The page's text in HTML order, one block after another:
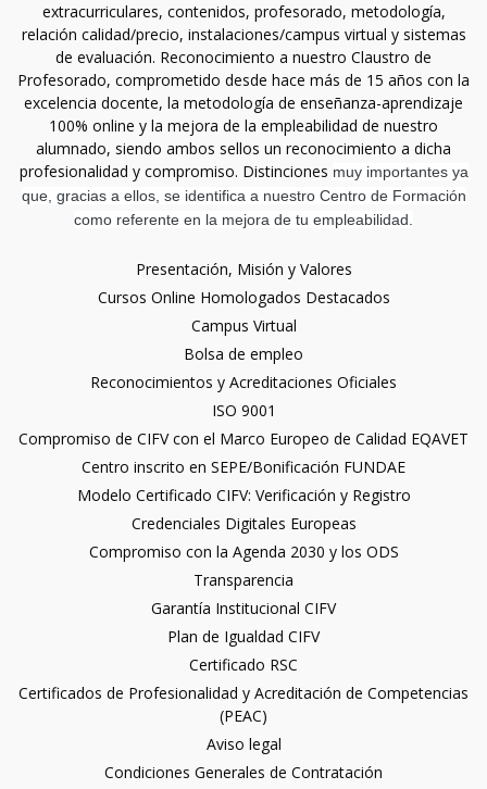
extracurriculares, contenidos, profesorado, metodología,
relación calidad/precio, instalaciones/campus virtual y sistemas
de evaluación. Reconocimiento a nuestro Claustro de
Profesorado, comprometido desde hace más de 15 años con la
excelencia docente, la metodología de enseñanza-aprendizaje
100% online y la mejora de la empleabilidad de nuestro
alumnado, siendo ambos sellos un reconocimiento a dicha
profesionalidad y compromiso. Distinciones muy importantes ya
que, gracias a ellos, se identifica a nuestro Centro de Formación
como referente en la mejora de tu empleabilidad.
Presentación, Misión y Valores
Cursos Online Homologados Destacados
Campus Virtual
Bolsa de empleo
Reconocimientos y Acreditaciones Oficiales
ISO 9001
Compromiso de CIFV con el Marco Europeo de Calidad EQAVET
Centro inscrito en SEPE/Bonificación FUNDAE
Modelo Certificado CIFV: Verificación y Registro
Credenciales Digitales Europeas
Compromiso con la Agenda 2030 y los ODS
Transparencia
Garantía Institucional CIFV
Plan de Igualdad CIFV
Certificado RSC
Certificados de Profesionalidad y Acreditación de Competencias
(PEAC)
Aviso legal
Condiciones Generales de Contratación